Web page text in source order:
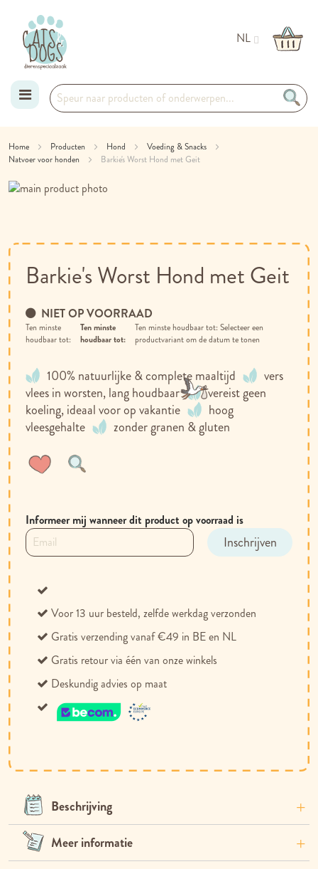
NL
naar
de
Home Producten Hond
Voeding & Snacks
Natvoer voor honden
Barkie's Worst Hond met Geit
Ga
van
de
afbeeldingen-
gallerij
begin
van
de
afbeeldingen-
gallerij
Barkie's Worst Hond met Geit
100% natuurlijke & complete maaltijd
vers
vlees in worsten, lang houdbaar
vereist geen
koeling, ideaal voor op vakantie
hoog
vleesgehalte
zonder granen & gluten
NIET OP VOORRAAD
Ten minste
houdbaar tot:
Selecteer een
productvariant om de datum te tonen
Informeer mij wanneer dit product op voorraad is
Inschrijven
verlanglijst
vergelijken
Voor 13 uur besteld, zelfde werkdag verzonden
Gratis verzending vanaf €49 in BE en NL
Gratis retour via één van onze winkels
Deskundig advies op maat
Beschrijving
Meer informatie